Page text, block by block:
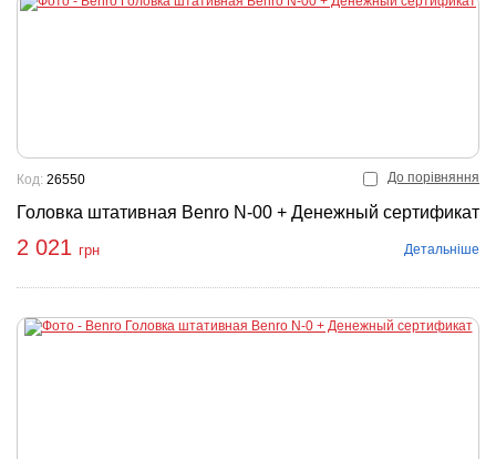
До порівняння
Головка штативная Benro N-00 + Денежный сертификат
Код: 26550
2 021 грн Детальніше